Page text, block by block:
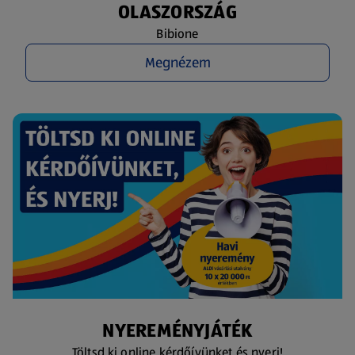
OLASZORSZÁG
Bibione
Megnézem
NYEREMÉNYJÁTÉK